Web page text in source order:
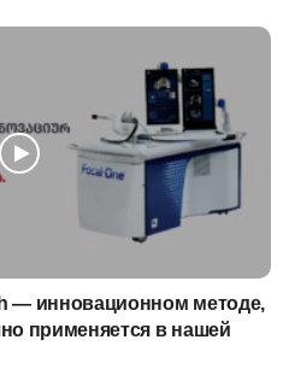
— инновационном методе,
применяется в нашей